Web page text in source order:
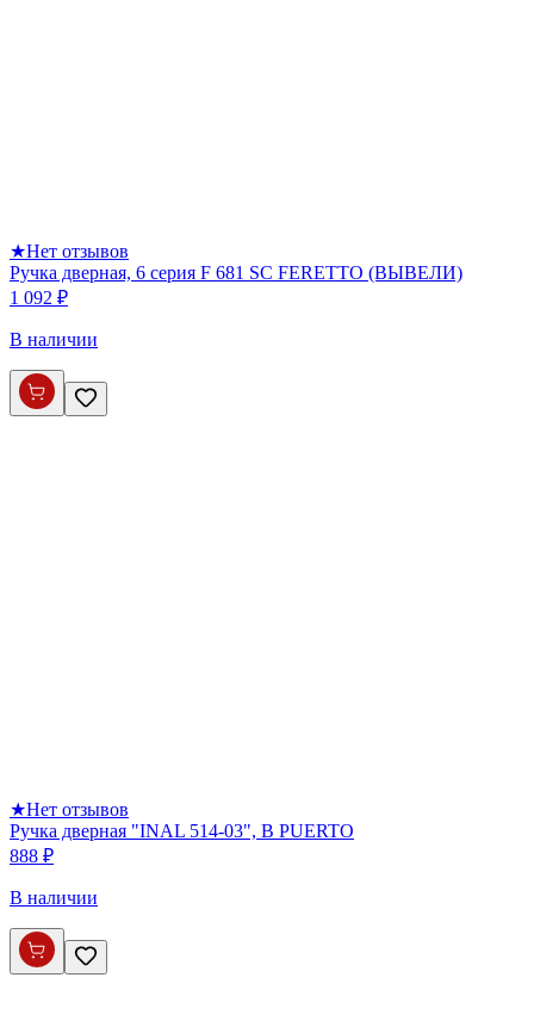
★Нет отзывов
Ручка дверная, 6 серия F 681 SC FERETTO (ВЫВЕЛИ)
1 092 ₽
В наличии
★Нет отзывов
Ручка дверная "INAL 514-03", B PUERTO
888 ₽
В наличии